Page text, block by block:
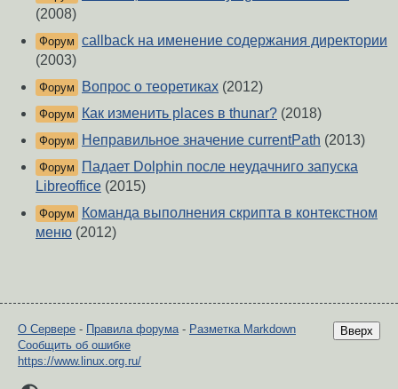
(2008)
Форум callback на именение содержания директории
(2003)
Форум Вопрос о теоретиках (2012)
Форум Как изменить places в thunar? (2018)
Форум Неправильное значение currentPath (2013)
Форум
Падает Dolphin после неудачниго запуска
Libreoffice (2015)
Форум
Команда выполнения скрипта в контекстном
меню (2012)
Вверх
О Сервере - Правила форума- Разметка Markdown
Сообщить об ошибке
https://www.linux.org.ru/